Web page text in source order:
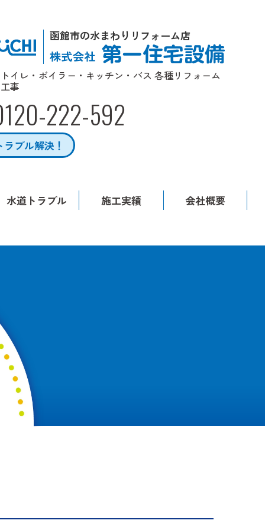
函館市の水まわりリフォーム店
トイレ・ボイラー・キッチン・バス 各種リフォーム
工事
222-592
ブル解決！
水道トラブル 施工実績 会社概要